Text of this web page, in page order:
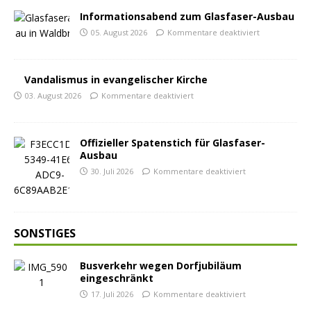
Informationsabend zum Glasfaser-Ausbau
05. August 2026 Kommentare deaktiviert
Vandalismus in evangelischer Kirche
03. August 2026 Kommentare deaktiviert
Offizieller Spatenstich für Glasfaser-
Ausbau
30. Juli 2026 Kommentare deaktiviert
SONSTIGES
Busverkehr wegen Dorfjubiläum
eingeschränkt
17. Juli 2026 Kommentare deaktiviert